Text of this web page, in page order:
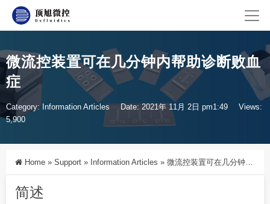
微流控装置可在几分钟内帮助诊断败血
症
Category: Information Articles Date: 2021年 11月 2日 pm1:49
Views:
5,900
Home » Support » Information Articles » 微流控装置可在几分钟内帮助诊断败血症
简述